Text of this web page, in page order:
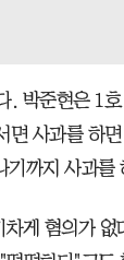
. 박준현은 1
면 사과를 하
기까지 사과를
게 혐의가 없